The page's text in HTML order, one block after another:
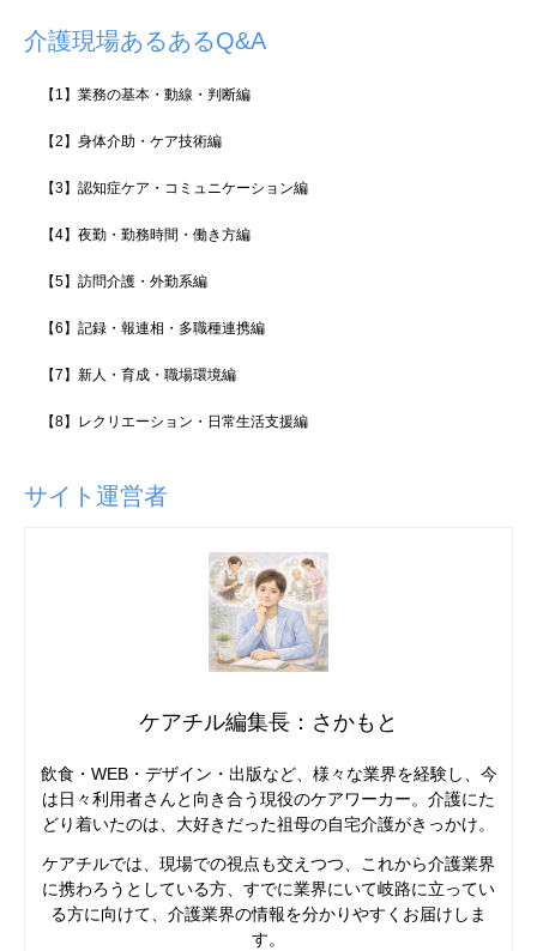
介護現場あるあるQ&A
【1】業務の基本・動線・判断編
【2】身体介助・ケア技術編
【3】認知症ケア・コミュニケーション編
【4】夜勤・勤務時間・働き方編
【5】訪問介護・外勤系編
【6】記録・報連相・多職種連携編
【7】新人・育成・職場環境編
【8】レクリエーション・日常生活支援編
サイト運営者
ケアチル編集長：さかもと
飲食・WEB・デザイン・出版など、様々な業界を経験し、今
は日々利用者さんと向き合う現役のケアワーカー。介護にた
どり着いたのは、大好きだった祖母の自宅介護がきっかけ。
ケアチルでは、現場での視点も交えつつ、これから介護業界
に携わろうとしている方、すでに業界にいて岐路に立ってい
る方に向けて、介護業界の情報を分かりやすくお届けしま
す。